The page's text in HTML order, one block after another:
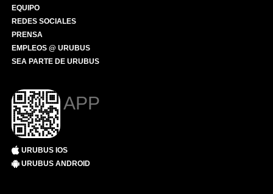
EQUIPO
REDES SOCIALES
PRENSA
EMPLEOS @ URUBUS
SEA PARTE DE URUBUS
APP
URUBUS IOS
URUBUS ANDROID